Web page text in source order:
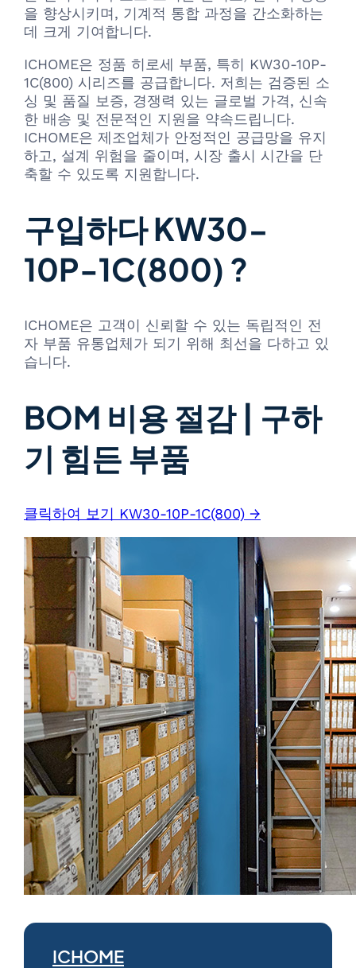
을 향상시키며, 기계적 통합 과정을 간소화하는
데 크게 기여합니다.
ICHOME은 정품 히로세 부품, 특히 KW30-10P-
1C(800) 시리즈를 공급합니다. 저희는 검증된 소
싱 및 품질 보증, 경쟁력 있는 글로벌 가격, 신속
한 배송 및 전문적인 지원을 약속드립니다.
ICHOME은 제조업체가 안정적인 공급망을 유지
하고, 설계 위험을 줄이며, 시장 출시 시간을 단
축할 수 있도록 지원합니다.
구입하다 KW30-
10P-1C(800) ?
ICHOME은 고객이 신뢰할 수 있는 독립적인 전
자 부품 유통업체가 되기 위해 최선을 다하고 있
습니다.
BOM 비용 절감 | 구하
기 힘든 부품
클릭하여 보기 KW30-10P-1C(800) →
ICHOME